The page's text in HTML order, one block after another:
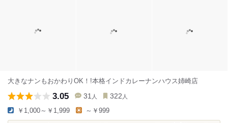
大きなナンもおかわりOK！!本格インドカレーナンハウス姉崎店
3.05 31 人 322 人
￥1,000～￥1,999 ～￥999